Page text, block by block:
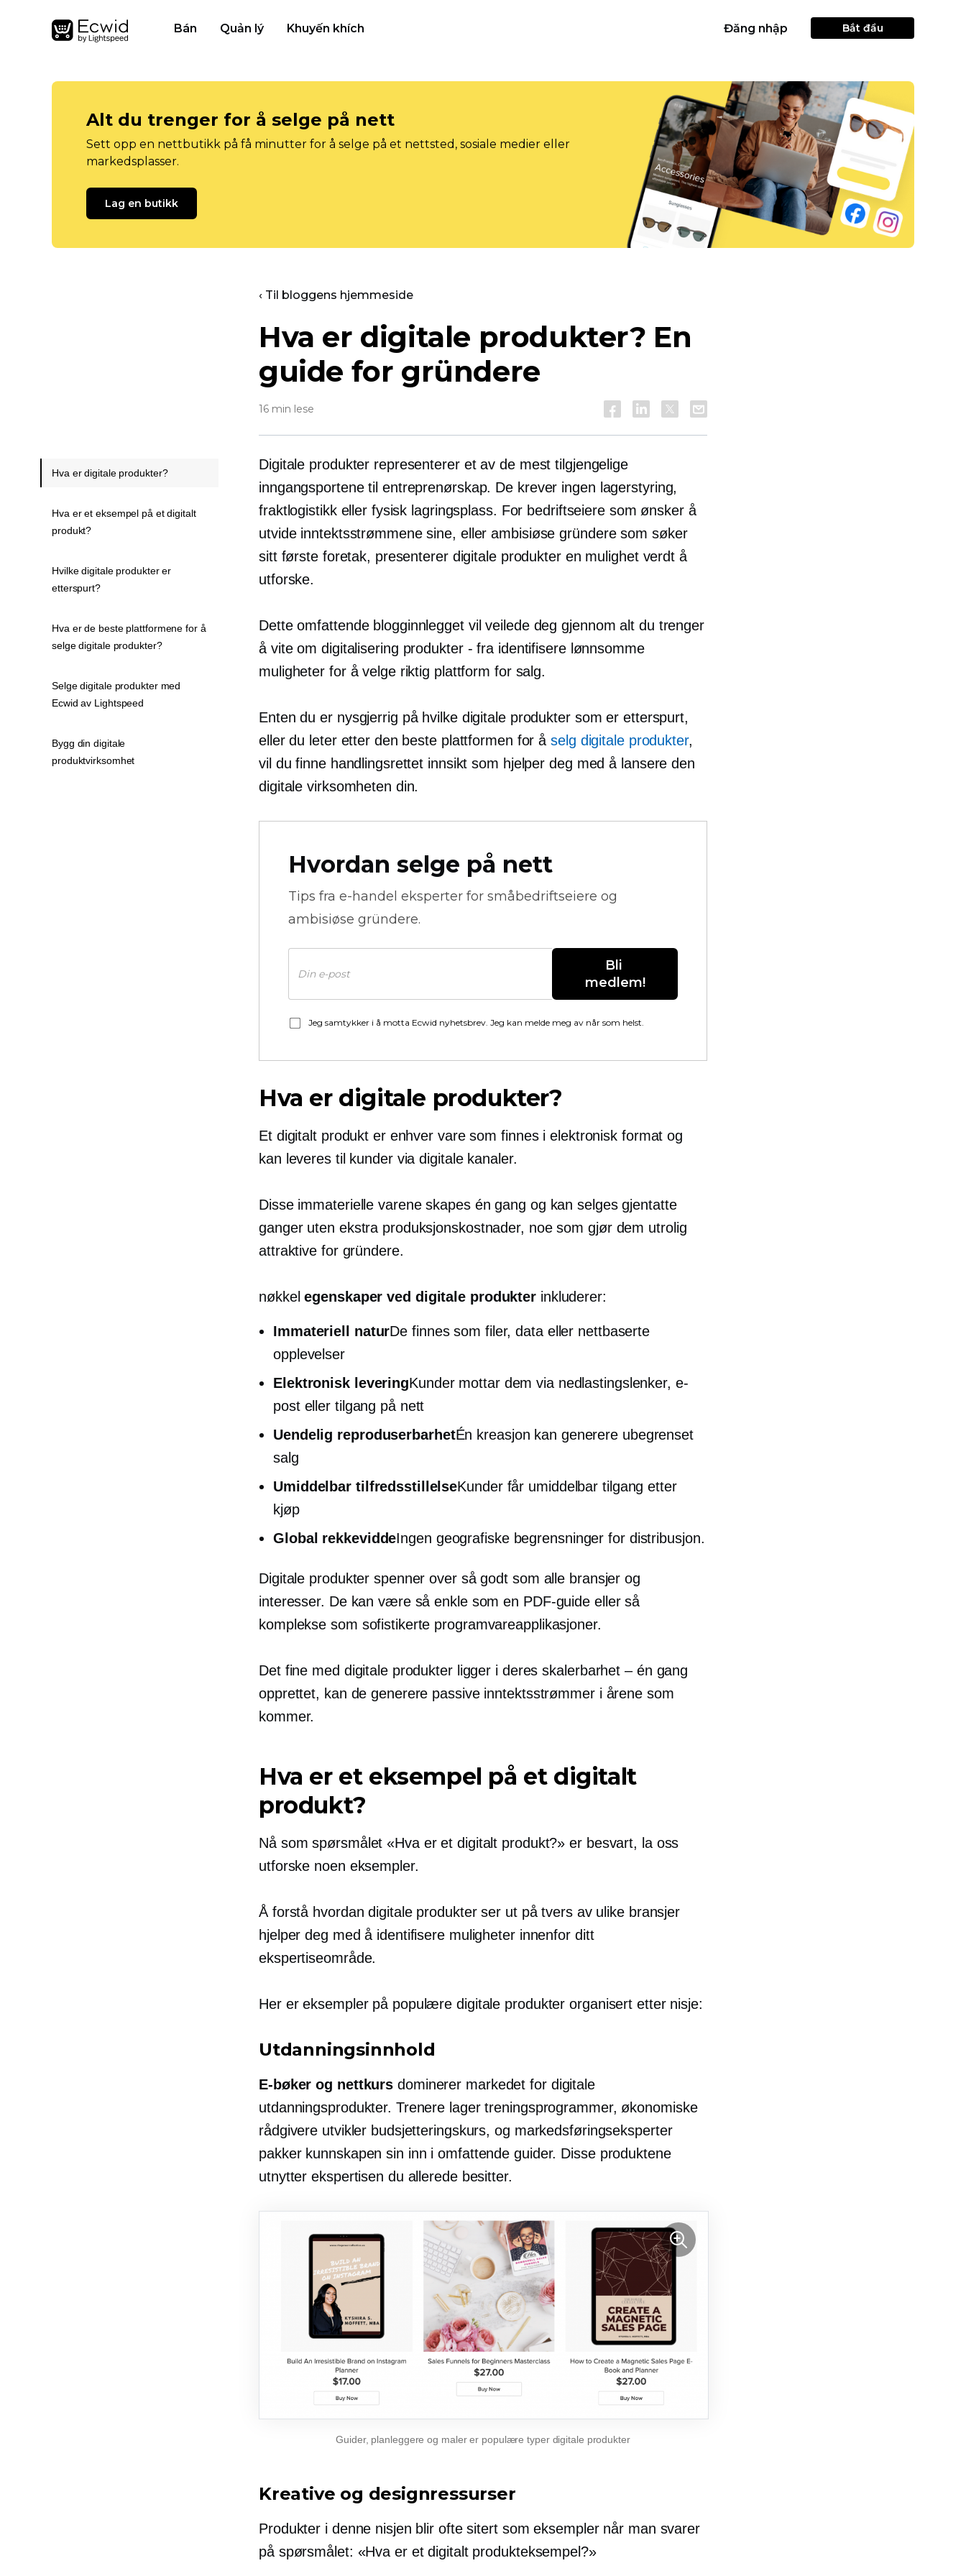
Bán Quản lý Khuyến khích Đăng nhập Bắt đầu
Alt du trenger for å selge på nett
Sett opp en nettbutikk på få minutter for å selge på et nettsted, sosiale medier eller
markedsplasser.
Lag en butikk
‹ Til bloggens hjemmeside
Hva er digitale produkter? En
guide for gründere
16 min lese
Digitale produkter representerer et av de mest tilgjengelige
inngangsportene til entreprenørskap. De krever ingen lagerstyring,
fraktlogistikk eller fysisk lagringsplass. For bedriftseiere som ønsker å
utvide inntektsstrømmene sine, eller ambisiøse gründere som søker
sitt første foretak, presenterer digitale produkter en mulighet verdt å
utforske.
Dette omfattende blogginnlegget vil veilede deg gjennom alt du trenger
å vite om digitalisering produkter - fra identifisere lønnsomme
muligheter for å velge riktig plattform for salg.
Enten du er nysgjerrig på hvilke digitale produkter som er etterspurt,
eller du leter etter den beste plattformen for åselg digitale produkter,
vil du finne handlingsrettet innsikt som hjelper deg med å lansere den
digitale virksomheten din.
Hvordan selge på nett
Tips fra e-handel eksperter for småbedriftseiere og
ambisiøse gründere.
Bli
medlem!
Jeg samtykker i å motta Ecwid nyhetsbrev. Jeg kan melde meg av når som helst.
Hva er digitale produkter?
Et digitalt produkt er enhver vare som finnes i elektronisk format og
kan leveres til kunder via digitale kanaler.
Disse immaterielle varene skapes én gang og kan selges gjentatte
ganger uten ekstra produksjonskostnader, noe som gjør dem utrolig
attraktive for gründere.
nøkkelegenskaper ved digitale produkter inkluderer:
Immateriell naturDe finnes som filer, data eller nettbaserte
opplevelser
Elektronisk leveringKunder mottar dem via nedlastingslenker, e-
post eller tilgang på nett
Uendelig reproduserbarhetÉn kreasjon kan generere ubegrenset
salg
Umiddelbar tilfredsstillelseKunder får umiddelbar tilgang etter
kjøp
Global rekkeviddeIngen geografiske begrensninger for distribusjon.
Digitale produkter spenner over så godt som alle bransjer og
interesser. De kan være så enkle som en PDF-guide eller så
komplekse som sofistikerte programvareapplikasjoner.
Det fine med digitale produkter ligger i deresskalerbarhet – én gang
opprettet, kan de generere passive inntektsstrømmer i årene som
kommer.
Hva er et eksempel på et digitalt
produkt?
Nå som spørsmålet «Hva er et digitalt produkt?» er besvart, la oss
utforske noen eksempler.
Å forstå hvordan digitale produkter ser ut på tvers av ulike bransjer
hjelper deg med å identifisere muligheter innenfor ditt
ekspertiseområde.
Her er eksempler på populære digitale produkter organisert etter nisje:
Utdanningsinnhold
E-bøker og nettkurs dominerer markedet for digitale
utdanningsprodukter. Trenere lager treningsprogrammer, økonomiske
rådgivere utvikler budsjetteringskurs, og markedsføringseksperter
pakker kunnskapen sin inn i omfattende guider. Disse produktene
utnytter ekspertisen du allerede besitter.
Guider, planleggere og maler er populære typer digitale produkter
Kreative og designressurser
Produkter i denne nisjen blir ofte sitert som eksempler når man svarer
på spørsmålet: «Hva er et digitalt produkteksempel?»
Hva er digitale produkter?
Hva er et eksempel på et digitalt
produkt?
Hvilke digitale produkter er
etterspurt?
Hva er de beste plattformene for å
selge digitale produkter?
Selge digitale produkter med
Ecwid av Lightspeed
Bygg din digitale
produktvirksomhet